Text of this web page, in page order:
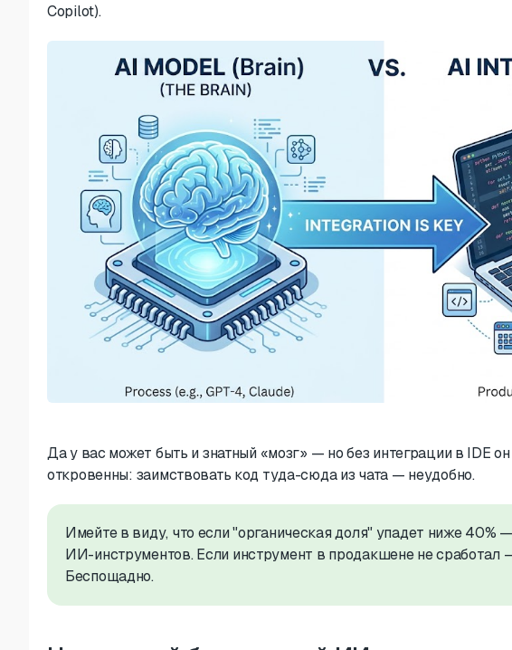
Copilot).
Да у вас может быть и знатный «мозг» — но без интеграции в IDE
откровенны: заимствовать код туда-сюда из чата — неудобно.
Имейте в виду, что если "органическая доля" упадет ниже 40% —
ИИ-инструментов. Если инструмент в продакшене не сработал
Беспощадно.